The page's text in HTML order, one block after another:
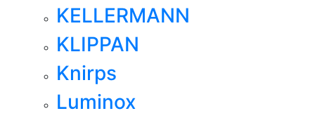
KELLERMANN
KLIPPAN
Knirps
Luminox